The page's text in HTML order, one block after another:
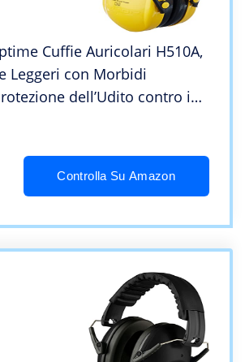
Cuffie Auricolari H510A,
Leggeri con Morbidi
dell’Udito contro i
nell’Intervallo 87-98 dB,
Controlla Su Amazon